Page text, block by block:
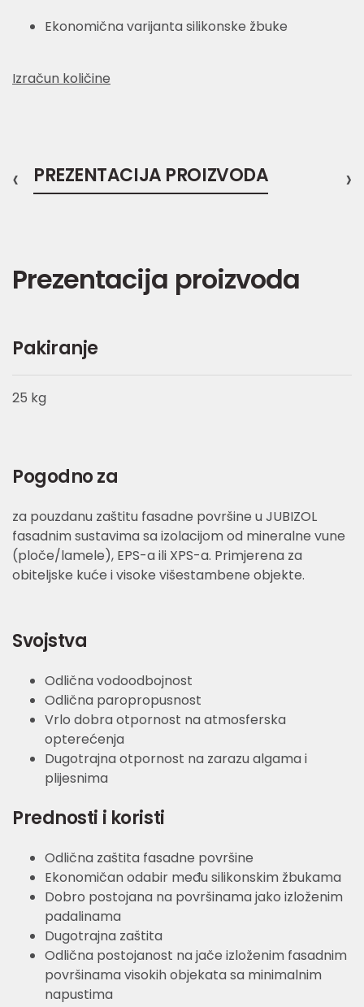
Ekonomična varijanta silikonske žbuke
Izračun količine
PREZENTACIJA PROIZVODA
‹ ›
Prezentacija proizvoda
Pakiranje
25 kg
Pogodno za
za pouzdanu zaštitu fasadne površine u JUBIZOL
fasadnim sustavima sa izolacijom od mineralne vune
(ploče/lamele), EPS-a ili XPS-a. Primjerena za
obiteljske kuće i visoke višestambene objekte.
Svojstva
Odlična vodoodbojnost
Odlična paropropusnost
Vrlo dobra otpornost na atmosferska
opterećenja
Dugotrajna otpornost na zarazu algama i
plijesnima
Prednosti i koristi
Odlična zaštita fasadne površine
Ekonomičan odabir među silikonskim žbukama
Dobro postojana na površinama jako izloženim
padalinama
Dugotrajna zaštita
Odlična postojanost na jače izloženim fasadnim
površinama visokih objekata sa minimalnim
napustima